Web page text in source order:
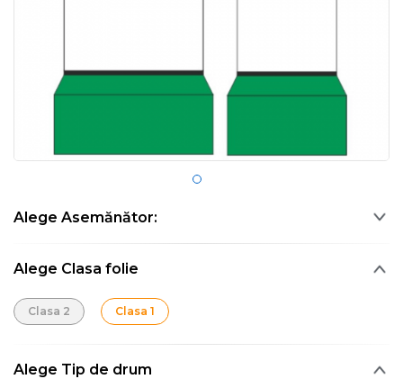
Alege Asemănător:
Alege Clasa folie
Clasa 2 Clasa 1
Alege Tip de drum